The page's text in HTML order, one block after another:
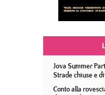
Jova Summer
Strade chiuse e
Conto alla